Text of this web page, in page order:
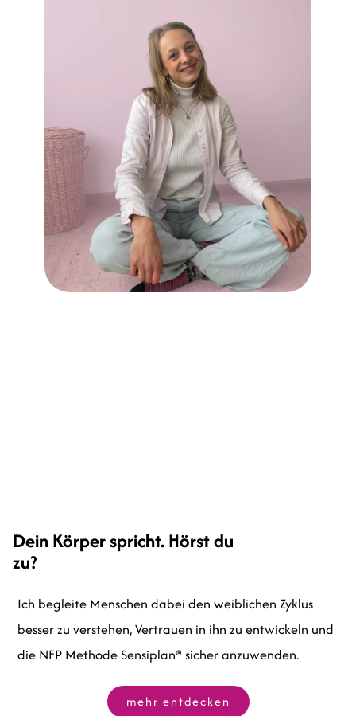
Dein Körper spricht. Hörst du
zu?
Ich begleite Menschen dabei den weiblichen Zyklus
besser zu verstehen, Vertrauen in ihn zu entwickeln und
die NFP Methode Sensiplan® sicher anzuwenden.
mehr entdecken